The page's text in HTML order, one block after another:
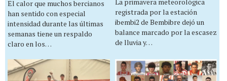
El calor que muchos bercianos
han sentido con especial
intensidad durante las últimas
semanas tiene un respaldo
claro en los…
La primavera meteorológica
registrada por la estación
ibembi2 de Bembibre dejó un
balance marcado por la escasez
de lluvia y…